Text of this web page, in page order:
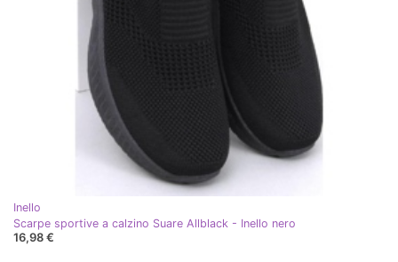
Inello
Scarpe sportive a calzino Suare Allblack - Inello nero
16,98 €